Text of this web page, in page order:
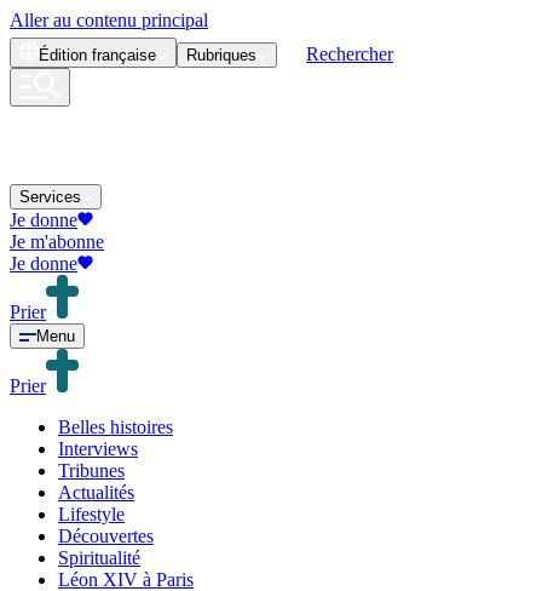
Aller au contenu principal
Édition française Rubriques Rechercher
Services
Je donne
Je m'abonne
Je donne
Prier
Menu
Prier
Belles histoires
Interviews
Tribunes
Actualités
Lifestyle
Découvertes
Spiritualité
Léon XIV à Paris